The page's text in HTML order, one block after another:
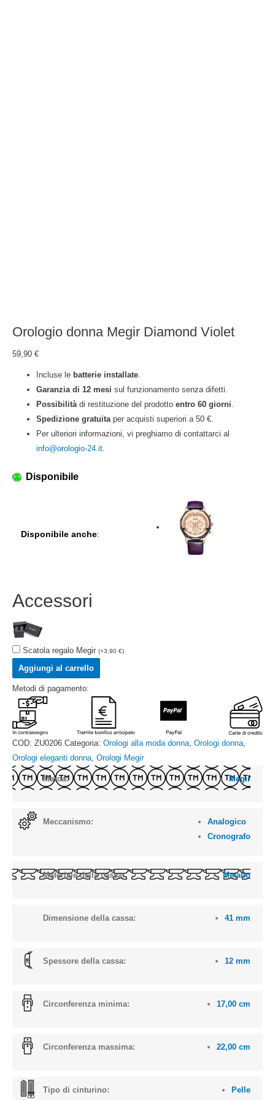
Orologio donna Megir Diamond Violet
59,90 €
Incluse le batterie installate
Garanzia di 12 mesi sul funzionamento senza difetti.
Possibilità di restituzione del prodotto entro 60 giorni
Spedizione gratuita per acquisti superiori a 50 €.
Per ulteriori informazioni, vi preghiamo di contattarci al
info@orologio-24.it
Disponibile
Disponibile anche:
Accessori
Scatola regalo Megir (+3,90 €)
Aggiungi al carrello
Metodi di pagamento:
COD: ZU0206 Categoria: Orologi alla moda donna Orologi donna
Orologi eleganti donna Orologi Megir
Marca: Megir
Meccanismo:
Analogico
Cronografo
Materiale della cassa: Metallo
Dimensione della cassa: 41 mm
Spessore della cassa: 12 mm
Circonferenza minima: 17,00 cm
Circonferenza massima: 22,00 cm
Tipo di cinturino: Pelle